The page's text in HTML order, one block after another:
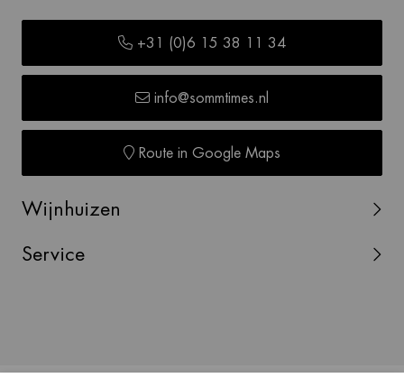
+31 (0)6 15 38 11 34
info@sommtimes.nl
Route in Google Maps
Wijnhuizen
Service